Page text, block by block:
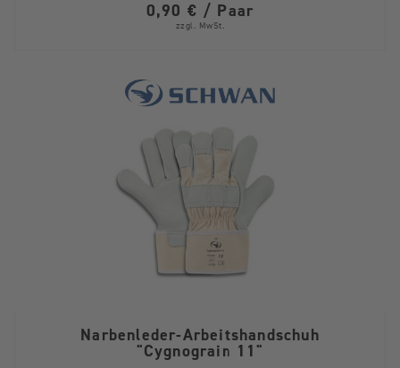
0,90 € / Paar
zzgl. MwSt.
Narbenleder-Arbeitshandschuh
"Cygnograin 11"